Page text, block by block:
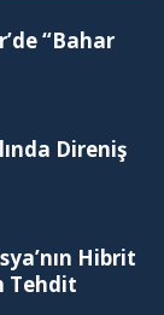
“Bahar
Direniş
Hibrit
Tehdit